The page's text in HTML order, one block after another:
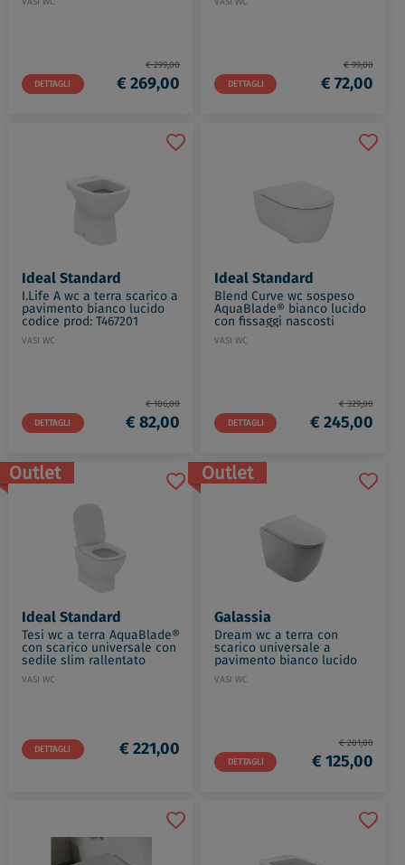
DETTAGLI
€ 299,00
€ 269,00 DETTAGLI
€ 99,00
€ 72,00
Ideal Standard
I.Life A wc a terra scarico a
pavimento bianco lucido
codice prod: T467201
VASI WC
DETTAGLI
€ 106,00
€ 82,00
Ideal Standard
Blend Curve wc sospeso
AquaBlade® bianco lucido
con fissaggi nascosti
codice prod: T374901
VASI WC
DETTAGLI
€ 329,00
€ 245,00
Outlet
Ideal Standard
Tesi wc a terra AquaBlade®
con scarico universale con
sedile slim rallentato
bianco lucido codice prod:
T465201
VASI WC
DETTAGLI € 221,00
Outlet
Galassia
Dream wc a terra con
scarico universale a
pavimento bianco lucido
codice prod: 7310
VASI WC
DETTAGLI
€ 281,00
€ 125,00